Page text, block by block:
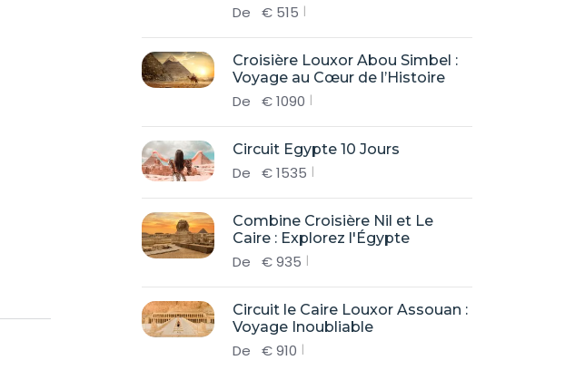
De € 515
Croisière Louxor Abou Simbel :
Voyage au Cœur de l’Histoire
De €1090
Circuit Egypte 10 Jours
De €1535
Combine Croisière Nil et Le
Caire : Explorez l'Égypte
De €935
Circuit le Caire Louxor Assouan :
Voyage Inoubliable
De €910